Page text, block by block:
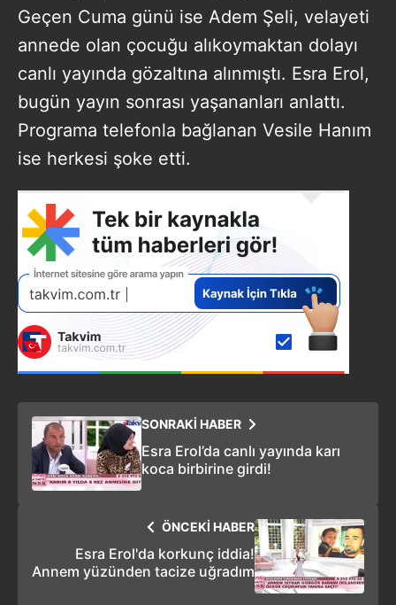
Geçen Cuma günü ise Adem Şeli, velayeti
annede olan çocuğu alıkoymaktan dolayı
canlı yayında gözaltına alınmıştı. Esra Erol,
bugün yayın sonrası yaşananları anlattı.
Programa telefonla bağlanan Vesile Hanım
ise herkesi şoke etti.
SONRAKİ HABER
Esra Erol’da canlı yayında karı
koca birbirine girdi!
ÖNCEKİ HABER
Esra Erol'da korkunç iddia!
Annem yüzünden tacize uğradım